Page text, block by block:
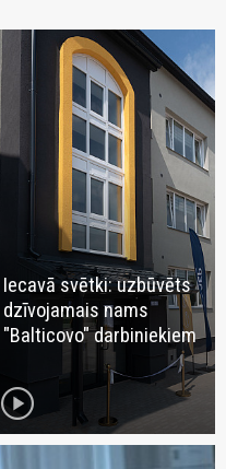
Iecavā svētki: uzbūvēts
dzīvojamais nams
"Balticovo" darbiniekiem
play_circle